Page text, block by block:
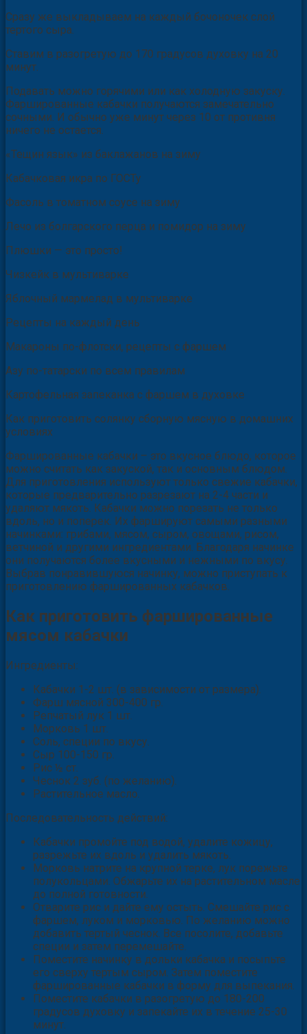
Сразу же выкладываем на каждый бочоночек слой
тертого сыра.
Ставим в разогретую до 170 градусов духовку на 20
минут.
Подавать можно горячими или как холодную закуску.
Фаршированные кабачки получаются замечательно
сочными. И обычно уже минут через 10 от противня
ничего не остается.
«Тещин язык» из баклажанов на зиму
Кабачковая икра по ГОСТу
Фасоль в томатном соусе на зиму
Лечо из болгарского перца и помидор на зиму
Плюшки — это просто!
Чизкейк в мультиварке
Яблочный мармелад в мультиварке
Рецепты на каждый день
Макароны по-флотски, рецепты с фаршем
Азу по-татарски по всем правилам
Картофельная запеканка с фаршем в духовке
Как приготовить солянку сборную мясную в домашних
условиях
Фаршированные кабачки – это вкусное блюдо, которое
можно считать как закуской, так и основным блюдом.
Для приготовления используют только свежие кабачки,
которые предварительно разрезают на 2-4 части и
удаляют мякоть. Кабачки можно порезать не только
вдоль, но и поперек. Их фаршируют самыми разными
начинками: грибами, мясом, сыром, овощами, рисом,
ветчиной и другими ингредиентами. Благодаря начинке
они получаются более вкусными и нежными по вкусу.
Выбрав понравившуюся начинку, можно приступать к
приготовлению фаршированных кабачков.
Как приготовить фаршированные
мясом кабачки
Ингредиенты:
Кабачки 1-2 шт. (в зависимости от размера).
Фарш мясной 300-400 гр.
Репчатый лук 1 шт.
Морковь 1 шт.
Соль, специи по вкусу.
Сыр 100-150 гр.
Рис ½ ст.
Чеснок 2 зуб. (по желанию).
Растительное масло.
Последовательность действий:
Кабачки промойте под водой, удалите кожицу,
разрежьте их вдоль и удалить мякоть.
Морковь натрите на крупной терке, лук порежьте
полукольцами. Обжарьте их на растительном масле
до полной готовности.
Отварите рис и дайте ему остыть. Смешайте рис с
фаршем, луком и морковью. По желанию можно
добавить тертый чеснок. Все посолите, добавьте
специи и затем перемешайте.
Поместите начинку в дольки кабачка и посыпьте
его сверху тертым сыром. Затем поместите
фаршированные кабачки в форму для выпекания.
Поместите кабачки в разогретую до 180-200
градусов духовку и запекайте их в течение 25-30
минут.